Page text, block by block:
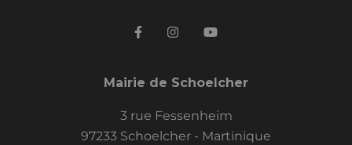
Mairie de Schoelcher
3 rue Fessenheim
97233 Schoelcher - Martinique